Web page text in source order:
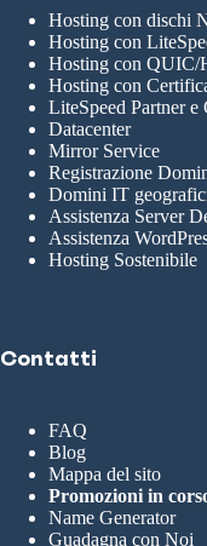
Hosting con dischi
Hosting con
Hosting con QUIC/
Hosting con
LiteSpeed Partner
Datacenter
Mirror Service
Registrazione
Domini IT
Assistenza Server
Assistenza
Hosting Sostenibile
Contatti
FAQ
Blog
Mappa del sito
Promozioni in
Name Generator
Guadagna con Noi